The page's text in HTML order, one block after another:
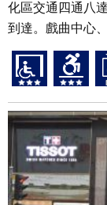
化區交通四通八
到達。戲曲中心